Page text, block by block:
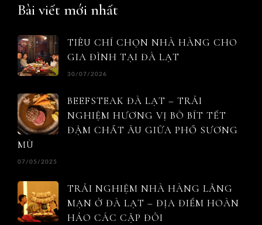
Bài viết mới nhất
TIÊU CHÍ CHỌN NHÀ HÀNG CHO
GIA ĐÌNH TẠI ĐÀ LẠT
30/07/2026
BEEFSTEAK ĐÀ LẠT – TRẢI
NGHIỆM HƯƠNG VỊ BÒ BÍT TẾT
ĐẬM CHẤT ÂU GIỮA PHỐ SƯƠNG
MÙ
07/05/2025
TRẢI NGHIỆM NHÀ HÀNG LÃNG
MẠN Ở ĐÀ LẠT – ĐỊA ĐIỂM HOÀN
HẢO CÁC CẶP ĐÔI